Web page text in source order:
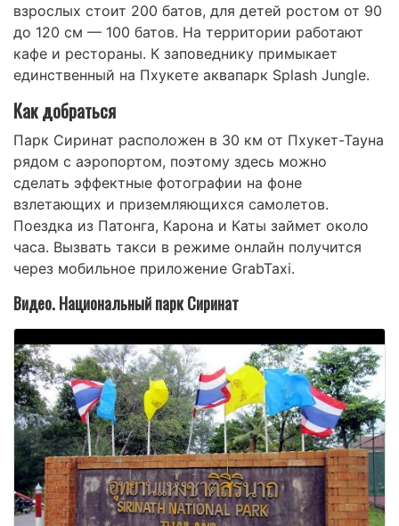
взрослых стоит 200 батов, для детей ростом от 90
до 120 см — 100 батов. На территории работают
кафе и рестораны. К заповеднику примыкает
единственный на Пхукете аквапарк Splash Jungle.
Как добраться
Парк Сиринат расположен в 30 км от Пхукет-Тауна
рядом с аэропортом, поэтому здесь можно
сделать эффектные фотографии на фоне
взлетающих и приземляющихся самолетов.
Поездка из Патонга, Карона и Каты займет около
часа. Вызвать такси в режиме онлайн получится
через мобильное приложение GrabTaxi.
Видео. Национальный парк Сиринат